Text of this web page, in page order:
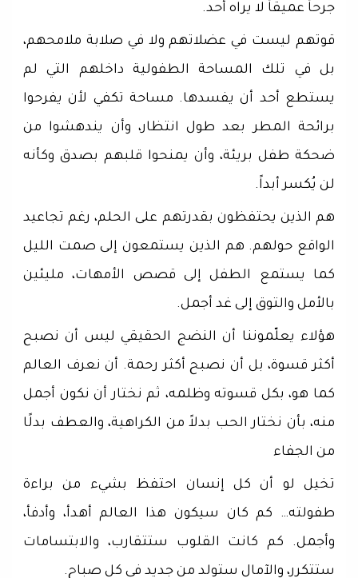
جرحاً عميقاً لا يراه أحد.
قوتهم ليست في عضلاتهم ولا في صلابة ملامحهم،
بل في تلك المساحة الطفولية داخلهم التي لم
يستطع أحد أن يفسدها. مساحة تكفي لأن يفرحوا
برائحة المطر بعد طول انتظار، وأن يندهشوا من
ضحكة طفل بريئة، وأن يمنحوا قلبهم بصدق وكأنه
لن يُكسر أبداً.
هم الذين يحتفظون بقدرتهم على الحلم، رغم تجاعيد
الواقع حولهم. هم الذين يستمعون إلى صمت الليل
كما يستمع الطفل إلى قصص الأمهات، مليئين
بالأمل والتوق إلى غد أجمل.
هؤلاء يعلّموننا أن النضج الحقيقي ليس أن نصبح
أكثر قسوة، بل أن نصبح أكثر رحمة. أن نعرف العالم
كما هو، بكل قسوته وظلمه، ثم نختار أن نكون أجمل
منه، بأن نختار الحب بدلاً من الكراهية، والعطف بدلًا
من الجفاء
تخيل لو أن كل إنسان احتفظ بشيء من براءة
طفولته… كم كان سيكون هذا العالم أهدأ، وأدفأ،
وأجمل. كم كانت القلوب ستتقارب، والابتسامات
ستتكرر، والآمال ستولد من جديد في كل صباح.